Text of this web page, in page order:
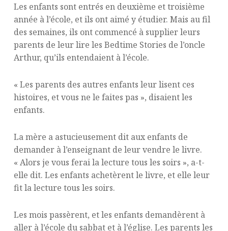
Les enfants sont entrés en deuxième et troisième
année à l’école, et ils ont aimé y étudier. Mais au fil
des semaines, ils ont commencé à supplier leurs
parents de leur lire les Bedtime Stories de l’oncle
Arthur, qu’ils entendaient à l’école.
« Les parents des autres enfants leur lisent ces
histoires, et vous ne le faites pas », disaient les
enfants.
La mère a astucieusement dit aux enfants de
demander à l’enseignant de leur vendre le livre.
« Alors je vous ferai la lecture tous les soirs », a-t-
elle dit. Les enfants achetèrent le livre, et elle leur
fit la lecture tous les soirs.
Les mois passèrent, et les enfants demandèrent à
aller à l’école du sabbat et à l’église. Les parents les